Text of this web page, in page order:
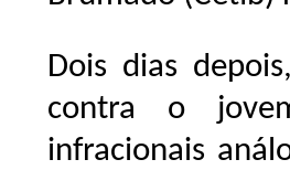
Dois dias
contra o
infracionais